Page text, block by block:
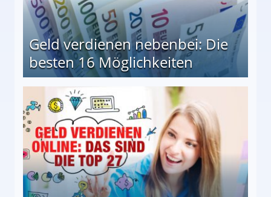
Geld verdienen nebenbei: Die
besten 16 Möglichkeiten